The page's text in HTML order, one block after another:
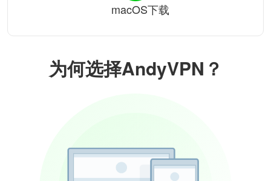
为何选择AndyVPN？
macOS下载